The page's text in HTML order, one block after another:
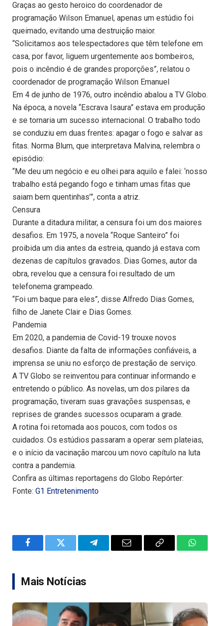
Graças ao gesto heroico do coordenador de
programação Wilson Emanuel, apenas um estúdio foi
queimado, evitando uma destruição maior.
“Solicitamos aos telespectadores que têm telefone em
casa, por favor, liguem urgentemente aos bombeiros,
pois o incêndio é de grandes proporções”, relatou o
coordenador de programação Wilson Emanuel
Em 4 de junho de 1976, outro incêndio abalou a TV Globo.
Na época, a novela “Escrava Isaura” estava em produção
e se tornaria um sucesso internacional. O trabalho todo
se conduziu em duas frentes: apagar o fogo e salvar as
fitas. Norma Blum, que interpretava Malvina, relembra o
episódio:
“Me deu um negócio e eu olhei para aquilo e falei: ‘nosso
trabalho está pegando fogo e tinham umas fitas que
saiam bem quentinhas’”, conta a atriz.
Censura
Durante a ditadura militar, a censura foi um dos maiores
desafios. Em 1975, a novela “Roque Santeiro” foi
proibida um dia antes da estreia, quando já estava com
dezenas de capítulos gravados. Dias Gomes, autor da
obra, revelou que a censura foi resultado de um
telefonema grampeado.
“Foi um baque para eles”, disse Alfredo Dias Gomes,
filho de Janete Clair e Dias Gomes.
Pandemia
Em 2020, a pandemia de Covid-19 trouxe novos
desafios. Diante da falta de informações confiáveis, a
imprensa se uniu no esforço de prestação de serviço.
A TV Globo se reinventou para continuar informando e
entretendo o público. As novelas, um dos pilares da
programação, tiveram suas gravações suspensas, e
reprises de grandes sucessos ocuparam a grade.
A rotina foi retomada aos poucos, com todos os
cuidados. Os estúdios passaram a operar sem plateias,
e o início da vacinação marcou um novo capítulo na luta
contra a pandemia.
Confira as últimas reportagens do Globo Repórter:
Fonte: G1 Entretenimento
FacebookTwitter TelegramEmail
Copy
Mais Notícias